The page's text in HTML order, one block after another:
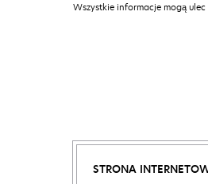
Wszystkie informacje mogą
STRONA